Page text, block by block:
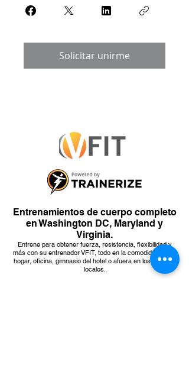
Solicitar unirme
Entrenamientos de cuerpo completo
en Washington DC, Maryland y
Virginia.
Entrene para obtener fuerza, resistencia, flexibilidad y
más con su entrenador VFIT, todo en la comodidad de su
hogar, oficina, gimnasio del hotel o afuera en los parques
locales.